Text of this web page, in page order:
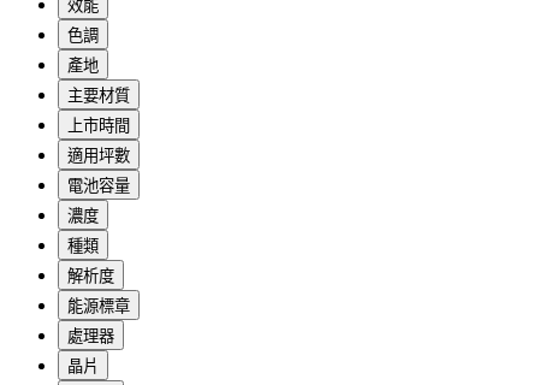
效能
色調
產地
主要材質
上市時間
適用坪數
電池容量
濃度
種類
解析度
能源標章
處理器
晶片